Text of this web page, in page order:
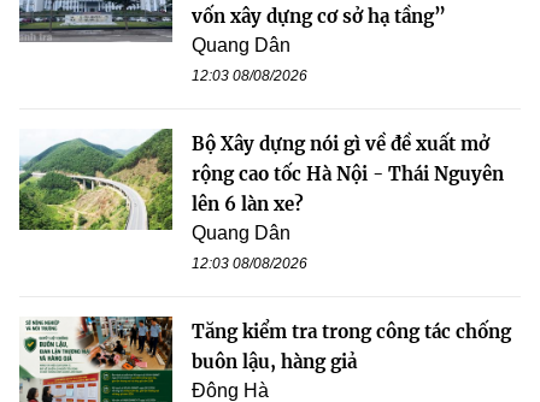
vốn xây dựng cơ sở hạ tầng”
Quang Dân
12:03 08/08/2026
Bộ Xây dựng nói gì về đề xuất mở
rộng cao tốc Hà Nội - Thái Nguyên
lên 6 làn xe?
Quang Dân
12:03 08/08/2026
Tăng kiểm tra trong công tác chống
buôn lậu, hàng giả
Đông Hà